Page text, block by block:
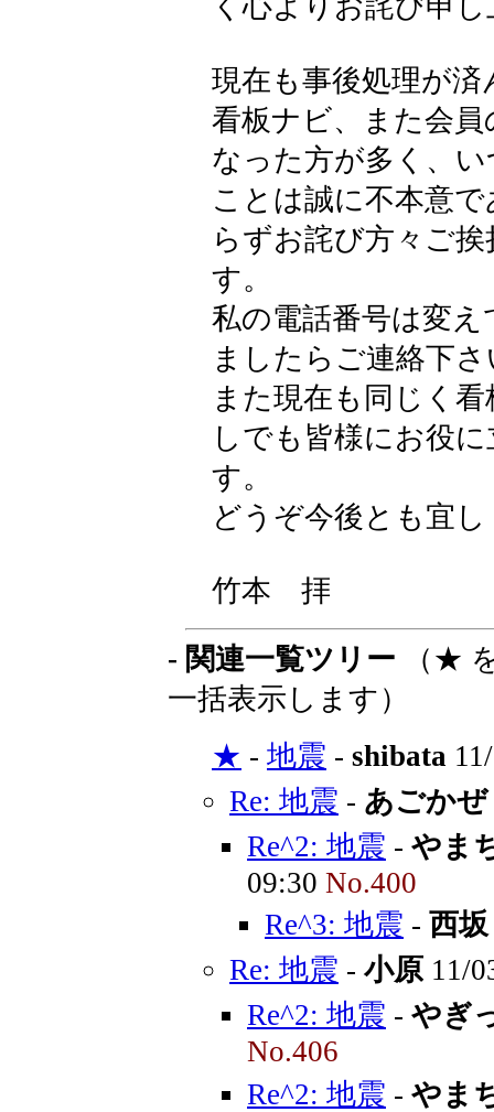
く心よりお詫び申
現在も事後処理が
看板ナビ、また会
なった方が多く、
ことは誠に不本意
らずお詫び方々ご
す。
私の電話番号は変
ましたらご連絡下さ
また現在も同じく
しでも皆様にお役
す。
どうぞ今後とも宜
竹本 拝
- 関連一覧ツリー （★
一括表示します）
★ - 地震 - shibata
Re: 地震 - あごかぜ
Re^2: 地震 - やま
09:30 No.400
Re^3: 地震 - 西坂
Re: 地震 - 小原 11/
Re^2: 地震 - やぎ
No.406
Re^2: 地震 - やま